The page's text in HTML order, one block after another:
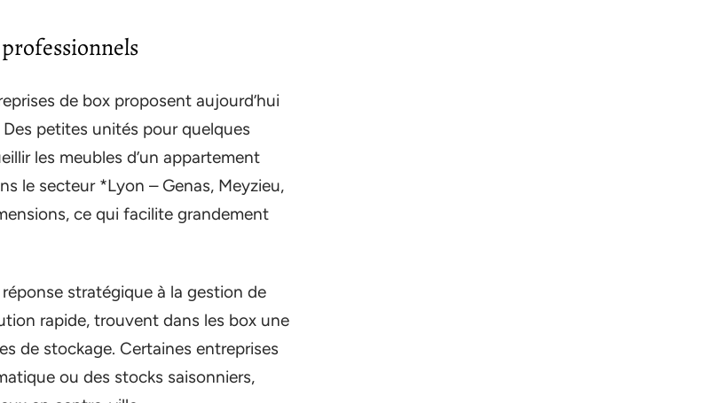
de box proposent aujourd’hui
petites unités pour quelques
les meubles d’un appartement
le secteur *Lyon – Genas, Meyzieu,
ce qui facilite grandement
stratégique à la gestion de
rapide, trouvent dans les box une
de stockage. Certaines entreprises
ou des stocks saisonniers,